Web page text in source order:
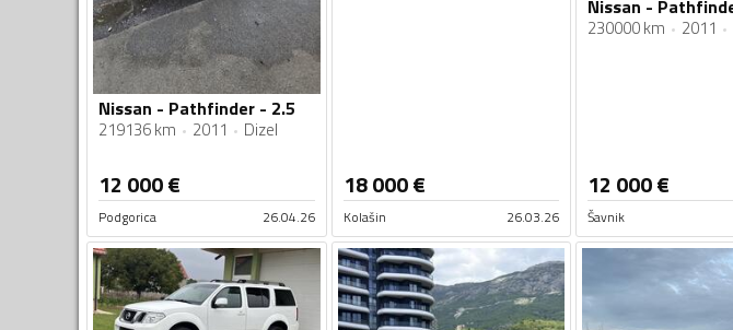
Nissan - Pathfinder - 2.5
219136 km 2011 Dizel
12 000€
Podgorica 26.04.26
18 000€
Kolašin 26.03.26
230000 km 2011
12 000€
Šavnik